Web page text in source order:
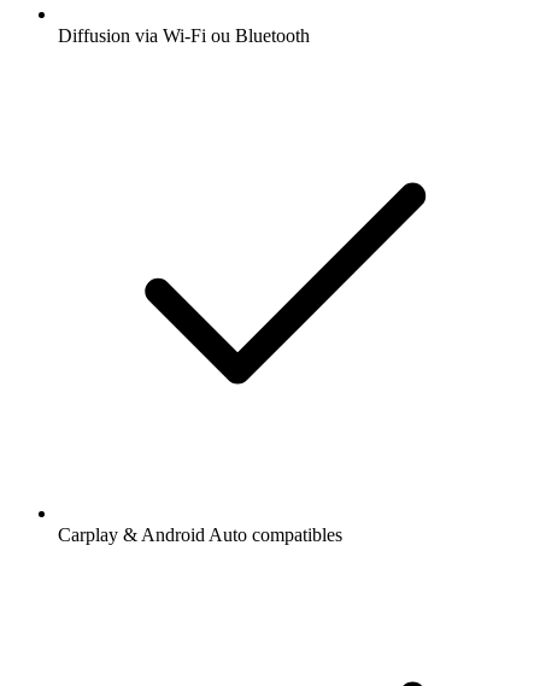
Diffusion via Wi-Fi ou Bluetooth
Carplay & Android Auto compatibles